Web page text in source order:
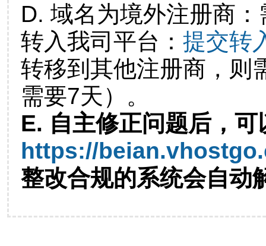
D. 域名为境外注册商
转入我司平台： 提交转
转移到其他注册商，则
需要7天）。
E. 自主修正问题后，可
https://
整改合规的系统会自动